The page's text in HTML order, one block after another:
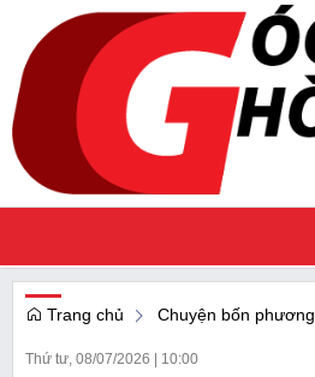
Trang chủ Chuyện bốn phương
Thứ tư, 08/07/2026 | 10:00